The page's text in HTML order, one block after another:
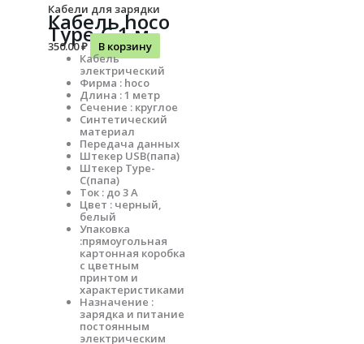
Кабели для зарядки
Кабель hoco
Type-C 1 м
350.00₽
В корзину
Кабель
электрический
Фирма : hoco
Длина : 1 метр
Сечение : круглое
Синтетический
материал
Передача данных
Штекер USB(папа)
Штекер Type-
C(папа)
Ток : до 3 А
Цвет : черный,
белый
Упаковка
:прямоугольная
картонная коробка
с цветным
принтом и
характеристиками
Назначение :
зарядка и питание
постоянным
электрическим